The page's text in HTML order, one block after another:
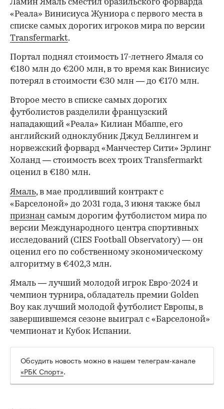
Ламин Ямаль сместил бразильского форварда
«Реала» Винисиуса Жуниора с первого места в
списке самых дорогих игроков мира по версии
Transfermarkt.
Портал поднял стоимость 17-летнего Ямаля со
€180 млн до €200 млн, в то время как Винисиус
потерял в стоимости €30 млн — до €170 млн.
Второе место в списке самых дорогих
футболистов разделили французский
нападающий «Реала» Килиан Мбаппе, его
английский одноклубник Джуд Беллингем и
норвежский форвард «Манчестер Сити» Эрлинг
Холанд — стоимость всех троих Transfermarkt
оценил в €180 млн.
00:00
Ямаль, в мае продливший контракт с
«Барселоной» до 2031 года, 3 июня также был
признан самым дорогим футболистом мира по
версии Международного центра спортивных
исследований (CIES Football Observatory) — он
оценил его по собственному экономическому
алгоритму в €402,3 млн.
Ямаль — лучший молодой игрок Евро-2024 и
чемпион турнира, обладатель премии Golden
Boy как лучший молодой футболист Европы, в
завершившемся сезоне выиграл с «Барселоной»
чемпионат и Кубок Испании.
Обсудить новость можно в нашем телеграм-канале
«РБК Спорт».